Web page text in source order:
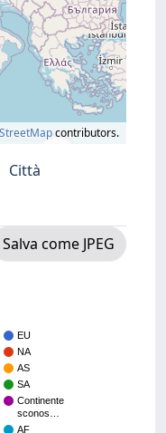
contributors.
Città
Salva come JPEG
EU
NA
AS
SA
Continente
sconos…
AF